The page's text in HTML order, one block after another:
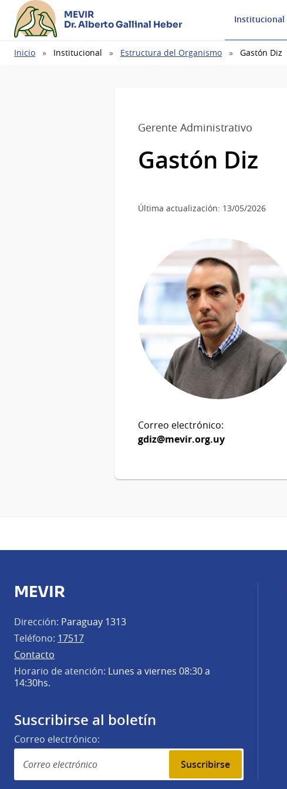
MEVIR
Dr. Alberto Gallinal Heber
Institucional
Ruta
Inicio Institucional Estructura del Organismo Gastón Diz
Gerente Administrativo
Gastón Diz
Última actualización: 13/05/2026
Correo electrónico:
gdiz@mevir.org.uy
MEVIR
Dirección: Paraguay 1313
Teléfono: 17517
Contacto
Horario de atención: Lunes a viernes 08:30 a
14:30hs.
Suscribirse al boletín
Correo electrónico:
Suscribirse